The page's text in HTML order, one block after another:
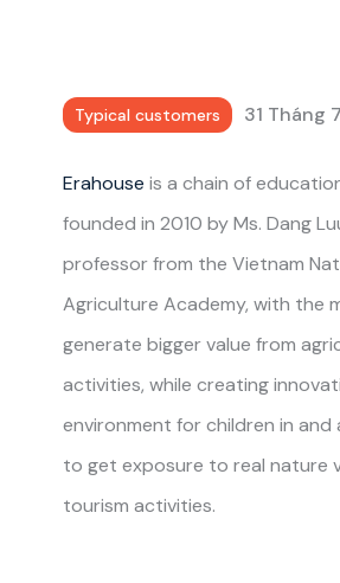
Typical customers 31 Tháng
Erahouse is a chain of
founded in 2010 by Ms. Dang
professor from the Vietnam
Agriculture Academy, with the
generate bigger value from
activities, while creating
environment for children in and
to get exposure to real nature
tourism activities.